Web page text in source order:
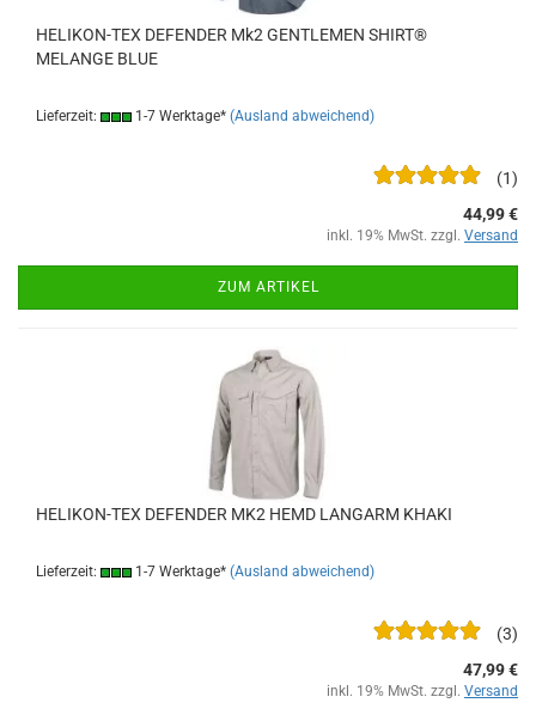
HELIKON-TEX DEFENDER Mk2 GENTLEMEN SHIRT®
MELANGE BLUE
Lieferzeit: 1-7 Werktage* (Ausland abweichend)
1
44,99 €
inkl. 19% MwSt. zzgl. Versand
ZUM ARTIKEL
HELIKON-TEX DEFENDER MK2 HEMD LANGARM KHAKI
Lieferzeit: 1-7 Werktage* (Ausland abweichend)
3
47,99 €
inkl. 19% MwSt. zzgl. Versand